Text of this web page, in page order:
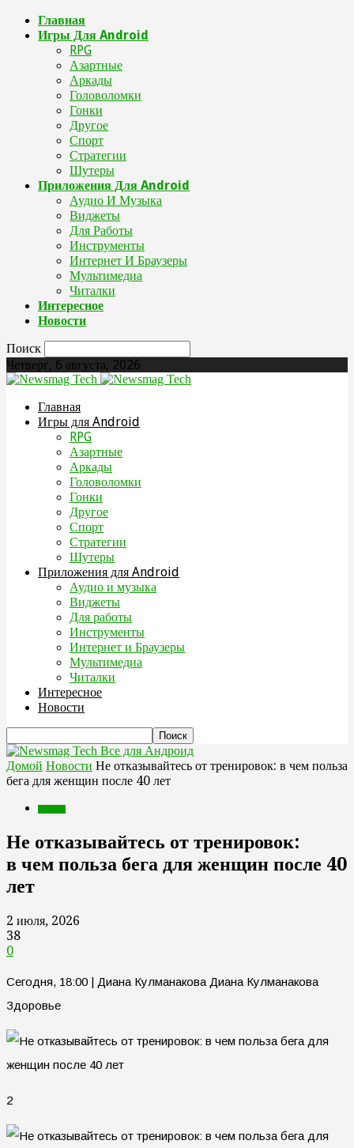
Главная
Игры Для Android
RPG
Азартные
Аркады
Головоломки
Гонки
Другое
Спорт
Стратегии
Шутеры
Приложения Для Android
Аудио И Музыка
Виджеты
Для Работы
Инструменты
Интернет И Браузеры
Мультимедиа
Читалки
Интересное
Новости
Поиск
Четверг, 6 августа, 2026
Главная
Игры для Android
RPG
Азартные
Аркады
Головоломки
Гонки
Другое
Спорт
Стратегии
Шутеры
Приложения для Android
Аудио и музыка
Виджеты
Для работы
Инструменты
Интернет и Браузеры
Мультимедиа
Читалки
Интересное
Новости
Все для Андроид
Домой Новости Не отказывайтесь от тренировок: в чем польза
бега для женщин после 40 лет
Не отказывайтесь от тренировок:
в чем польза бега для женщин после 40
лет
2 июля, 2026
38
0
Сегодня, 18:00 | Диана Кулманакова Диана Кулманакова
Здоровье
2